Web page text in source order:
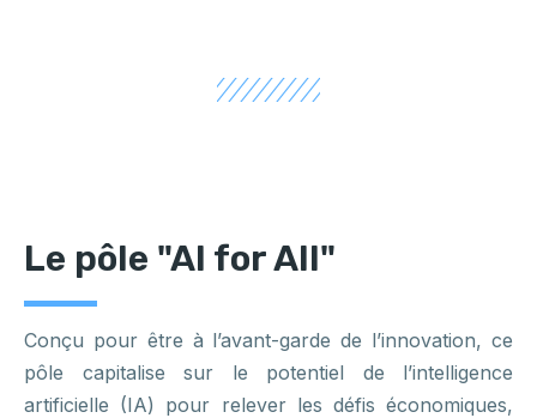
Le pôle "AI for All"
Conçu pour être à l’avant-garde de l’innovation, ce
pôle capitalise sur le potentiel de l’intelligence
artificielle (IA) pour relever les défis économiques,